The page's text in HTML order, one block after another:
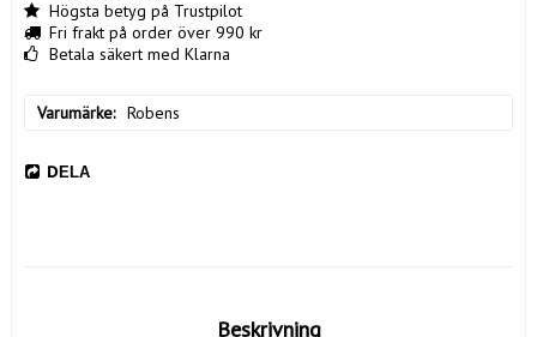
Högsta betyg på Trustpilot
Fri frakt på order över 990 kr
Betala säkert med Klarna
Varumärke Robens
DELA
Beskrivning